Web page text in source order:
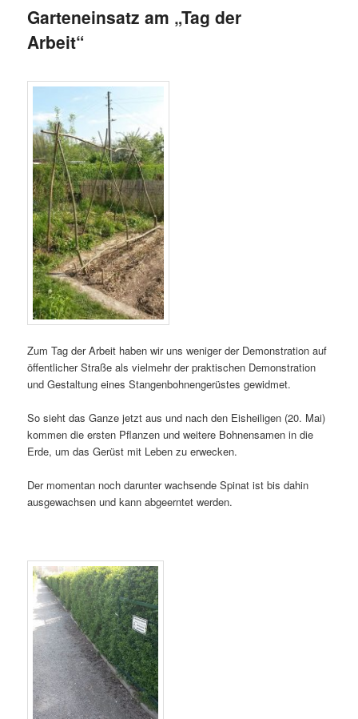
Garteneinsatz am „Tag der
Arbeit“
Zum Tag der Arbeit haben wir uns weniger der Demonstration auf
öffentlicher Straße als vielmehr der praktischen Demonstration
und Gestaltung eines Stangenbohnengerüstes gewidmet.
So sieht das Ganze jetzt aus und nach den Eisheiligen (20. Mai)
kommen die ersten Pflanzen und weitere Bohnensamen in die
Erde, um das Gerüst mit Leben zu erwecken.
Der momentan noch darunter wachsende Spinat ist bis dahin
ausgewachsen und kann abgeerntet werden.